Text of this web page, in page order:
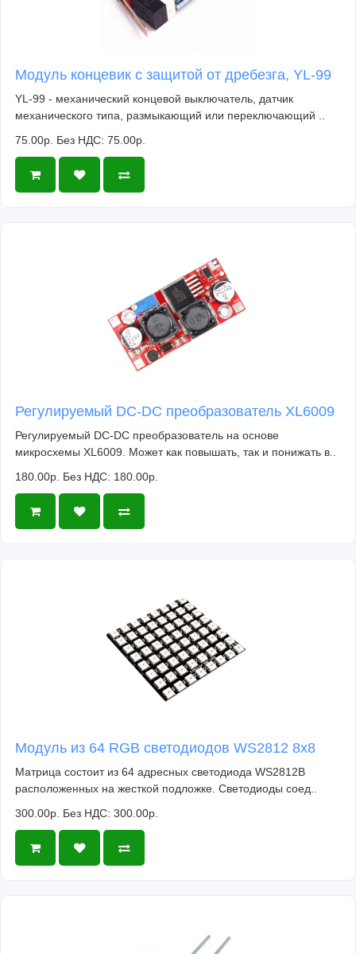
Модуль концевик с защитой от дребезга, YL-99
YL-99 - механический концевой выключатель, датчик
механического типа, размыкающий или переключающий ..
75.00р. Без НДС: 75.00р.
Регулируемый DC-DC преобразователь XL6009
Регулируемый DC-DC преобразователь на основе
микросхемы XL6009. Может как повышать, так и понижать в..
180.00р. Без НДС: 180.00р.
Модуль из 64 RGB светодиодов WS2812 8x8
Матрица состоит из 64 адресных светодиода WS2812B
расположенных на жесткой подложке. Светодиоды соед..
300.00р. Без НДС: 300.00р.